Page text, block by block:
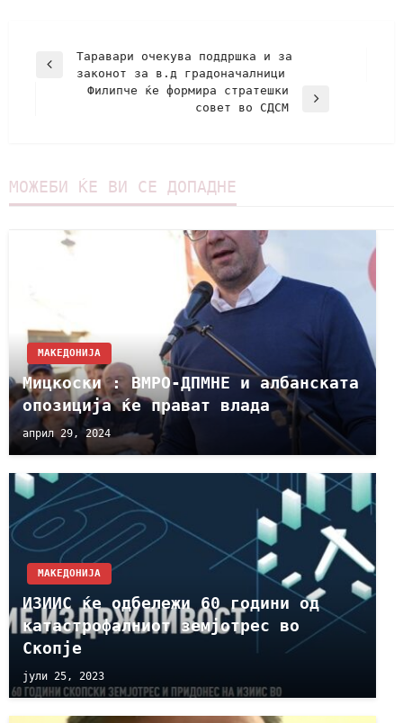
Таравари очекува поддршка и за
законот за в.д градоначалници
Филипче ќе формира стратешки
совет во СДСМ
МОЖЕБИ ЌЕ ВИ СЕ ДОПАДНЕ
МАКЕДОНИЈА
Мицкоски : ВМРО-ДПМНЕ и албанската
опозиција ќе прават влада
април 29, 2024
МАКЕДОНИЈА
ИЗИИС ќе одбележи 60 години од
катастрофалниот земјотрес во
Скопје
јули 25, 2023